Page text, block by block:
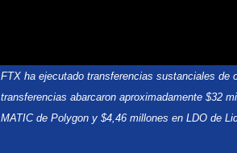
FTX ha ejecutado transferencias sustanciales de
transferencias abarcaron aproximadamente $32
MATIC de Polygon y $4,46 millones en LDO de